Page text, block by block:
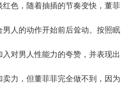
色，随着抽插的节奏变快，董菲
人的动作开始前后耸动。按照眠
对男人性能力的夸赞，并表现出
力，但董菲菲完全做不到，因为